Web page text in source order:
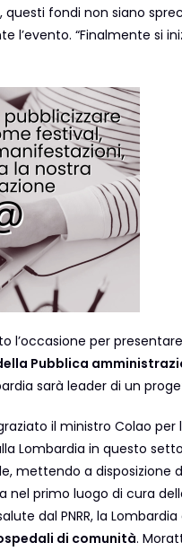
fondi non siano
l’evento. “Finalmente si
l’occasione per
Pubblica
sarà leader di un
il ministro Colao
Lombardia in questo
mettendo a
nel primo luogo di cura
dal PNRR, la
di comunità.